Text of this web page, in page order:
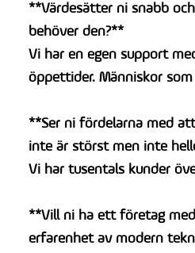
**Värdesätter ni snabb
behöver den?**
Vi har en egen support
öppettider. Människor
**Ser ni fördelarna med
inte är störst men inte
Vi har tusentals kunder
**Vill ni ha ett företag
erfarenhet av modern